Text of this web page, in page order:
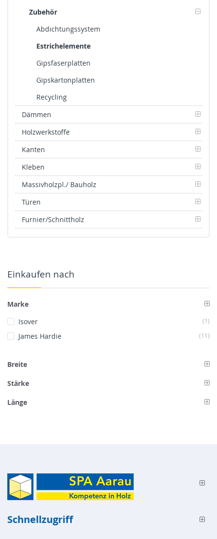
Zubehör
Abdichtungssystem
Estrichelemente
Gipsfaserplatten
Gipskartonplatten
Recycling
Dämmen
Holzwerkstoffe
Kanten
Kleben
Massivholzpl./ Bauholz
Türen
Furnier/Schnittholz
Einkaufen nach
Marke
Isover
1
James Hardie
11
Breite
Stärke
Länge
Schnellzugriff